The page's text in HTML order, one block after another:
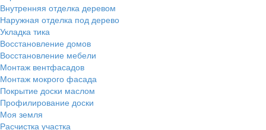
Внутренняя отделка деревом
Наружная отделка под дерево
Укладка тика
Восстановление домов
Восстановление мебели
Монтаж вентфасадов
Монтаж мокрого фасада
Покрытие доски маслом
Профилирование доски
Моя земля
Расчистка участка